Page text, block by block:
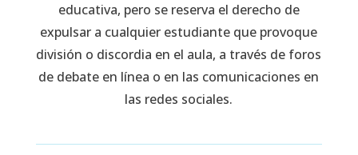
educativa, pero se reserva el derecho de
expulsar a cualquier estudiante que provoque
división o discordia en el aula, a través de foros
de debate en línea o en las comunicaciones en
las redes sociales.